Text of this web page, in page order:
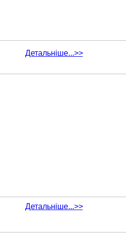
Детальніше...>>
Детальніше...>>